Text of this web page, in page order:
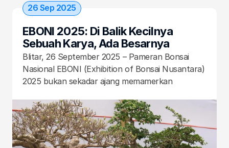
EBONI 2025: Di Balik Kecilnya
Sebuah Karya, Ada Besarnya
Ketekunan dan Cinta
Blitar, 26 September 2025 – Pameran Bonsai
Nasional EBONI (Exhibition of Bonsai Nusantara)
2025 bukan sekadar ajang memamerkan
event ini adalah sebuah narasi panjang tentang
perjalanan, ketekunan, dan harmoni antara
manusia dan alam. Salah satu naratornya adalah
Endri Noor Iksan, seorang bonsais (seniman
26 Sep 2025